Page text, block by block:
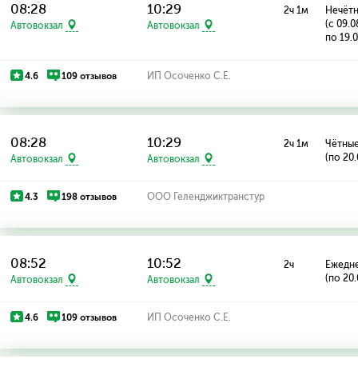
08:28
Автовокзал
10:29
Автовокзал
2ч 1м
(с
по
4.6 109 отзывов ИП Осоченко С.Е.
08:28
Автовокзал
10:29
Автовокзал
2ч 1м
(по
4.3 198 отзывов ООО Геленджиктранстур
08:52
Автовокзал
10:52
Автовокзал
2ч
(по
4.6 109 отзывов ИП Осоченко С.Е.